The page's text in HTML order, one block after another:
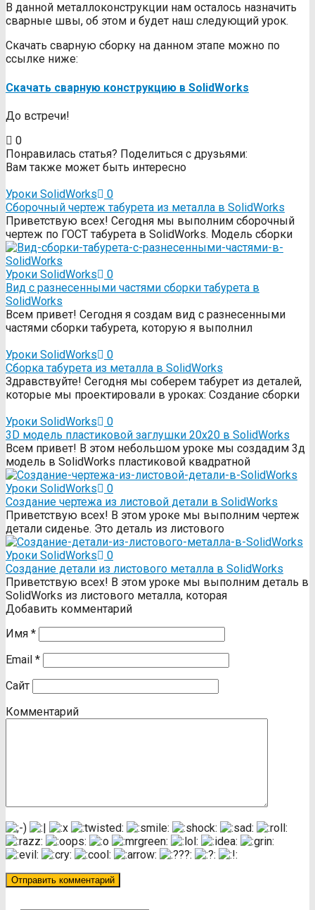
В данной металлоконструкции нам осталось назначить
сварные швы, об этом и будет наш следующий урок.
Скачать сварную сборку на данном этапе можно по
ссылке ниже:
Скачать сварную конструкцию в SolidWorks
До встречи!
0
Понравилась статья? Поделиться с друзьями:
Вам также может быть интересно
Уроки SolidWorks
0
Сборочный чертеж табурета из металла в SolidWorks
Приветствую всех! Сегодня мы выполним сборочный
чертеж по ГОСТ табурета в SolidWorks. Модель сборки
Уроки SolidWorks
0
Вид с разнесенными частями сборки табурета в
SolidWorks
Всем привет! Сегодня я создам вид с разнесенными
частями сборки табурета, которую я выполнил
Уроки SolidWorks
0
Сборка табурета из металла в SolidWorks
Здравствуйте! Сегодня мы соберем табурет из деталей,
которые мы проектировали в уроках: Создание сборки
Уроки SolidWorks
0
3D модель пластиковой заглушки 20х20 в SolidWorks
Всем привет! В этом небольшом уроке мы создадим 3д
модель в SolidWorks пластиковой квадратной
Уроки SolidWorks
0
Создание чертежа из листовой детали в SolidWorks
Приветствую всех! В этом уроке мы выполним чертеж
детали сиденье. Это деталь из листового
Уроки SolidWorks
0
Создание детали из листового металла в SolidWorks
Приветствую всех! В этом уроке мы выполним деталь в
SolidWorks из листового металла, которая
Добавить комментарий
Имя *
Email *
Сайт
Комментарий